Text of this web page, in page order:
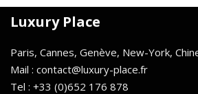
Luxury Place
Paris, Cannes, Genève, New-York,
Mail : contact@luxury-place.fr
Tel : +33 (0)652 176 878